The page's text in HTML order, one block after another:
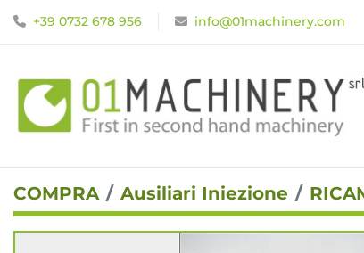
+39 0732 678 956 info@01machinery.com
COMPRA Ausiliari Iniezione